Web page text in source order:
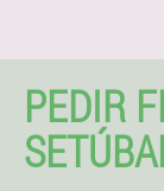
PEDIR